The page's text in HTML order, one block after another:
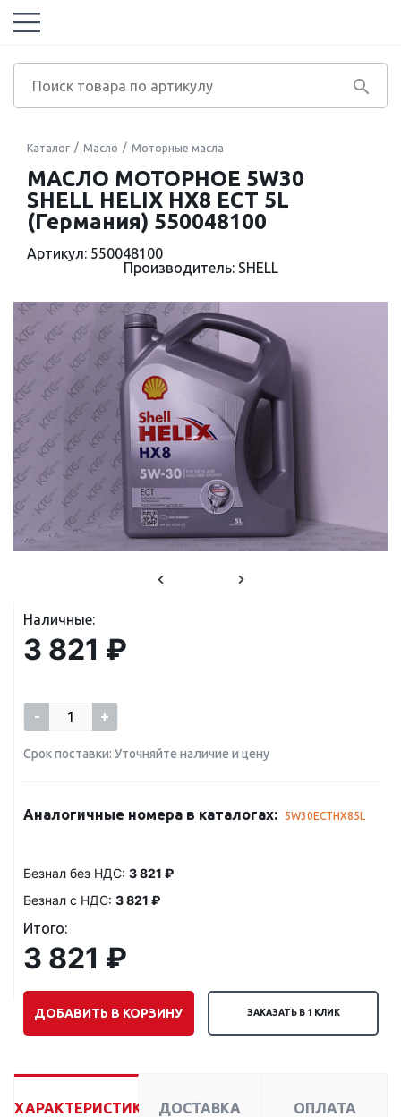
Каталог Масло Моторные масла
МАСЛО МОТОРНОЕ 5W30
SHELL HELIX HX8 ECT 5L
(Германия) 550048100
Артикул: 550048100
Производитель: SHELL
Наличные:
3 821 ₽
- +
Срок поставки: Уточняйте наличие и цену
Аналогичные номера в каталогах: 5W30ECTHX85L
Безнал без НДС: 3 821 ₽
Безнал с НДС: 3 821 ₽
Итого:
3 821 ₽
ДОБАВИТЬ В КОРЗИНУ ЗАКАЗАТЬ В 1 КЛИК
ХАРАКТЕРИСТИКИ ДОСТАВКА ОПЛАТА